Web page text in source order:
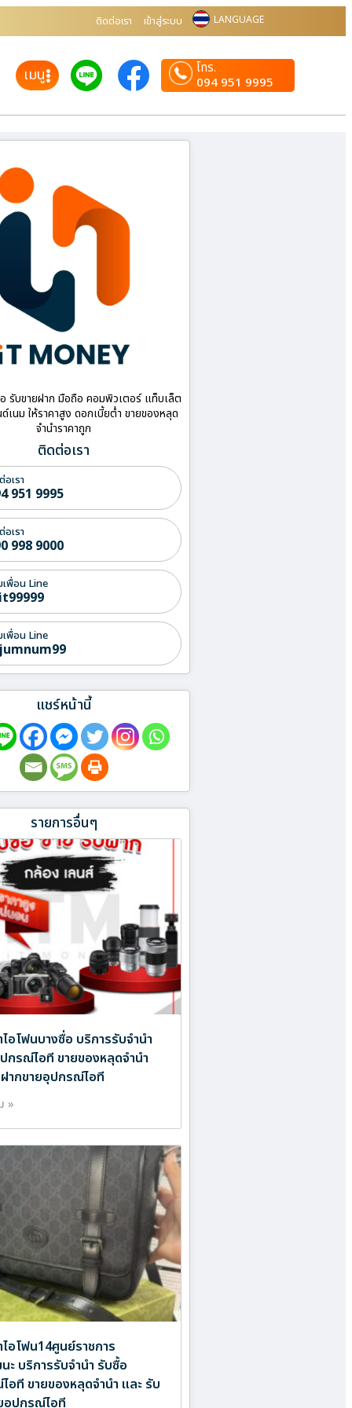
ติดต่อเรา เข้าสู่ระบบ LANGUAGE
เมนู
โทร.
094 951 9995
รับขายฝาก มือถือ คอมพิวเตอร์ แท็บเล็ต
เนม ให้ราคาสูง ดอกเบี้ยต่ำ ขายของหลุด
จำนำราคาถูก
ติดต่อเรา
อเรา
951 9995
อเรา
998 9000
เพื่อน Line
เพื่อน Line
แชร์หน้านี้
รายการอื่นๆ
อโฟนบางซื่อ บริการรับจำนำ
กรณ์ไอที ขายของหลุดจำนำ
ากขายอุปกรณ์ไอที
»
อโฟน14ศูนย์ราชการ
ะ บริการรับจำนำ รับซื้อ
อที ขายของหลุดจำนำ และ รับ
อุปกรณ์ไอที